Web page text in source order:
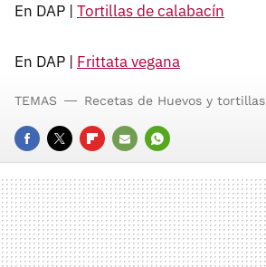
En DAP | Tortillas de calabacín
En DAP | Frittata vegana
FACEBOOK
TWITTERFLIPBOARD
E-
MAIL
WHATSAPP
TEMAS Recetas de Huevos y tortillas